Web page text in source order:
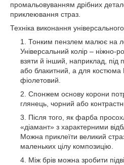
промальовуванням дрібних
приклеювання страз.
Техніка виконання
Тонким пензлем малює на
Універсальний колір – ніжно-
взяти й інший, наприклад, під
або блакитний, а для костюма
фіолетовий.
Спонжем основу корони
глянець, чорний або
Після того, як фарба
«діамант» з характерними
Можна приклеїти великий
маленьких цілу композицію.
Між брів можна зробити